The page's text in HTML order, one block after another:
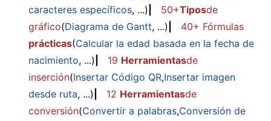
caracteres específicos, ...) 50+Tiposde
gráfico(Diagrama de Gantt, ...)
40+ Fórmulas
prácticas(Calcular la edad basada en la fecha de
nacimiento, ...) 19 Herramientasde
inserción(Insertar Código QR,Insertar imagen
desde ruta, ...) 12 Herramientasde
conversión(Convertir a palabras,Conversión de